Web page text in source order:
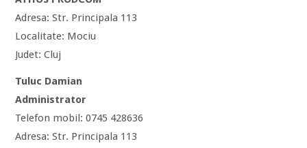
Adresa: Str. Principala 113
Localitate: Mociu
Judet: Cluj
Tuluc Damian
Administrator
Telefon mobil: 0745 428636
Adresa: Str. Principala 113